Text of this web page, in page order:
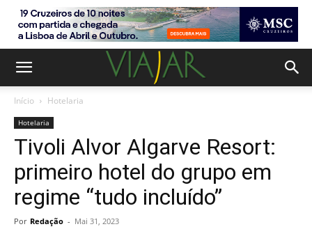
Início Hotelaria
Hotelaria
Tivoli Alvor Algarve Resort:
primeiro hotel do grupo em
regime “tudo incluído”
Por Redação - Mai 31, 2023